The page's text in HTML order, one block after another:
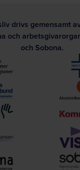
drivs gemensamt
och
och Sobona.